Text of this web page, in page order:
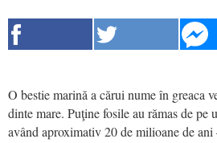
O bestie marină a cărui nume în greaca
dinte mare. Puţine fosile au rămas de pe
având aproximativ 20 de milioane de ani